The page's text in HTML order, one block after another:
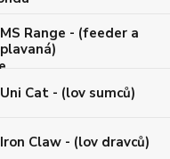
MS Range - (feeder a
plavaná)
Uni Cat - (lov sumců)
Iron Claw - (lov dravců)